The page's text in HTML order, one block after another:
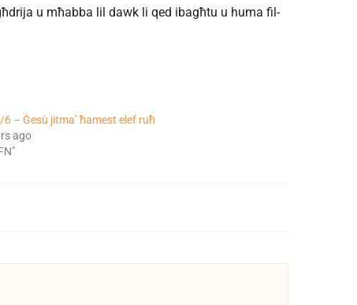
u mħabba lil dawk li qed ibagħtu u huma fil-
– Ġesù jitma’ ħamest elef ruħ
ago